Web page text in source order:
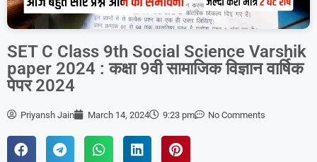
SET C Class 9th Social Science Varshik
paper 2024 : कक्षा 9वी सामाजिक विज्ञान वार्षिक
पेपर 2024
Priyansh Jain March 14, 2024 9:23 pm No Comments